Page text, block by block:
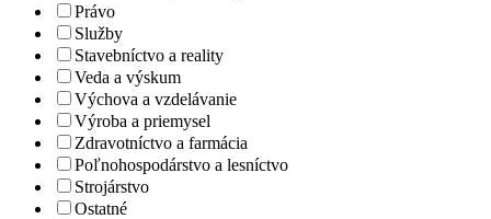
Právo
Služby
Stavebníctvo a reality
Veda a výskum
Výchova a vzdelávanie
Výroba a priemysel
Zdravotníctvo a farmácia
Poľnohospodárstvo a lesníctvo
Strojárstvo
Ostatné